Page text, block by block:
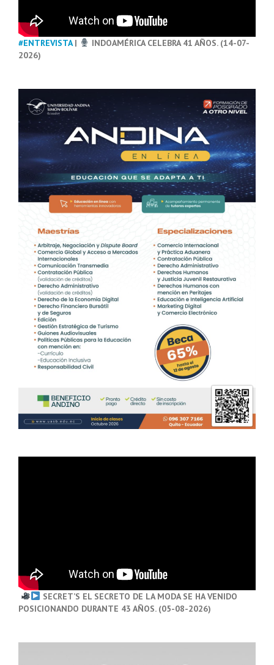
#ENTREVISTA|
INDOAMÉRICA CELEBRA 41 AÑOS. (14-07-
2026)
SECRET’S EL SECRETO DE LA MODA SE HA VENIDO
POSICIONANDO DURANTE 43 AÑOS. (05-08-2026)